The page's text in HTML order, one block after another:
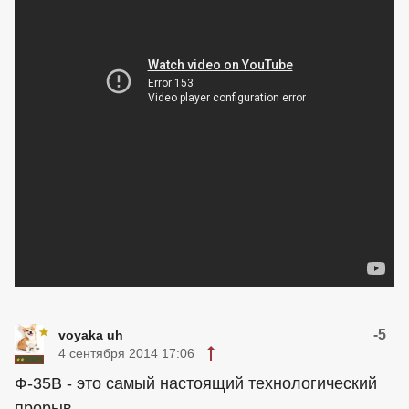
voyaka uh -5
4 сентября 2014 17:06
Ф-35В - это самый настоящий технологический